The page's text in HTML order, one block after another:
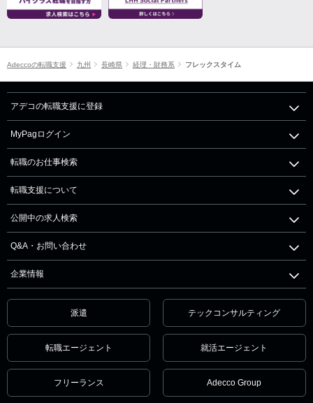
Adeccoの転職支援 九州 長崎県 経理・財務系 フレックスタイム
アデコの転職支援に登録
MyPagログイン
転職のお仕事検索
転職支援について
公開中の求人検索
Q&A・お問い合わせ
企業情報
派遣 テックコンサルティング
転職エージェント 就活エージェント
フリーランス Adecco Group